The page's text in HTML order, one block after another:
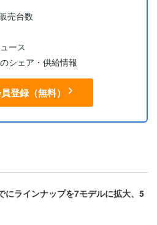
売台数
ース
シェア・供給情報
登録（無料）
にラインナップを7モデルに拡大、5